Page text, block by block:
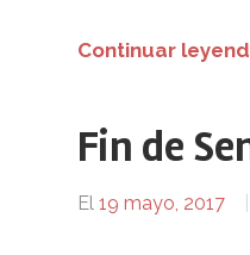
Continuar
Fin de
El 19 mayo, 2017